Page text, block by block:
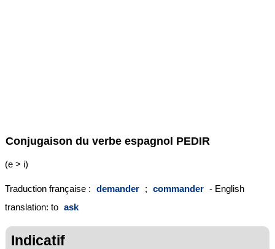
Conjugaison du verbe espagnol PEDIR
(e > i)
Traduction française : demander ; commander - English
translation: to ask
Indicatif